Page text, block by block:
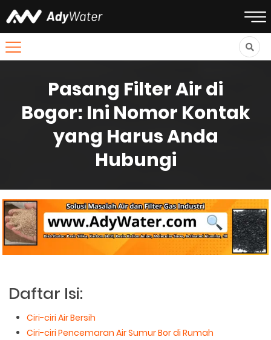
Pasang Filter Air di
Bogor: Ini Nomor Kontak
yang Harus Anda
Hubungi
Daftar Isi:
Ciri-ciri Air Bersih
Ciri-ciri Pencemaran Air Sumur Bor di Rumah